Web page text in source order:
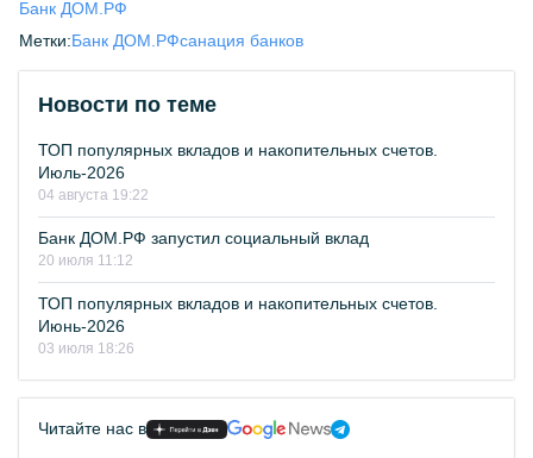
Банк ДОМ.РФ
Метки:Банк ДОМ.РФсанация банков
Новости по теме
ТОП популярных вкладов и накопительных счетов.
Июль-2026
04 августа 19:22
Банк ДОМ.РФ запустил социальный вклад
20 июля 11:12
ТОП популярных вкладов и накопительных счетов.
Июнь-2026
03 июля 18:26
Читайте нас в